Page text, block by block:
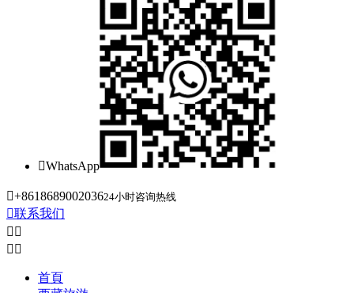
WhatsApp
+861868900203624小时咨询热线
联系我们
 
 
首頁